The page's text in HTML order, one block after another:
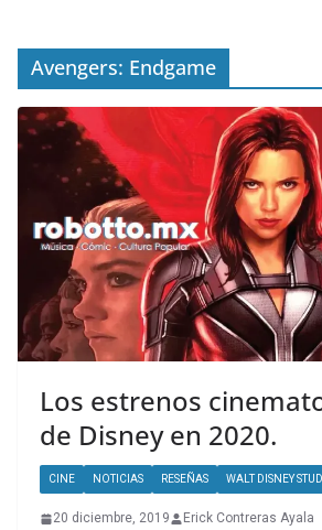
Avengers: Endgame
Los estrenos
de Disney en 2020.
CINE NOTICIAS RESEÑAS WALT DISNEY
20 diciembre, 2019 Erick Contreras Ayala